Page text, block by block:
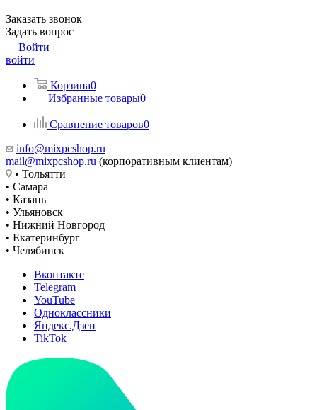
Заказать звонок
Задать вопрос
Войти
войти
Корзина0
Избранные товары0
Сравнение товаров0
info@mixpcshop.ru
mail@mixpcshop.ru (корпоративным клиентам)
• Тольятти
• Самара
• Казань
• Ульяновск
• Нижний Новгород
• Екатеринбург
• Челябинск
Вконтакте
Telegram
YouTube
Одноклассники
Яндекс.Дзен
TikTok